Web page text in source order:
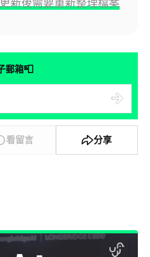
郵箱📮
看留言 分享